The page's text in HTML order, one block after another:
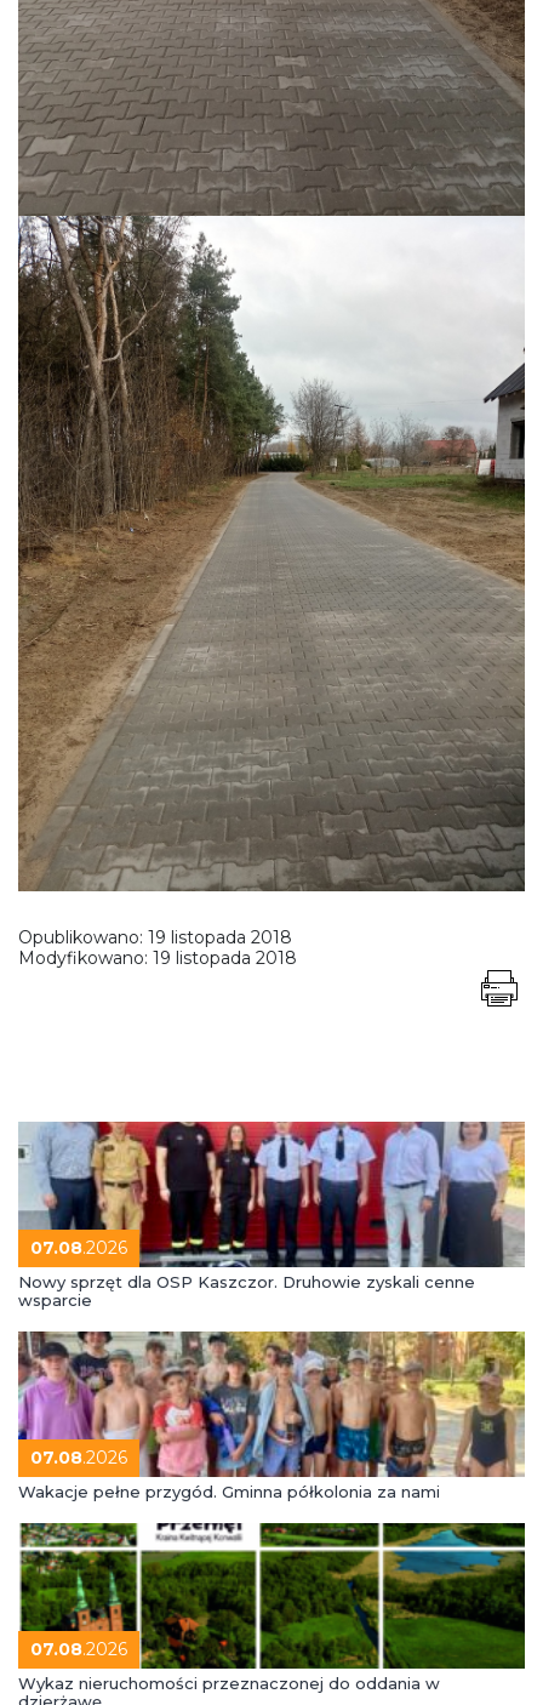
Opublikowano: 19 listopada 2018
Modyfikowano: 19 listopada 2018
07.08.2026
Nowy sprzęt dla OSP Kaszczor. Druhowie zyskali cenne
wsparcie
07.08.2026
Wakacje pełne przygód. Gminna półkolonia za nami
07.08.2026
Wykaz nieruchomości przeznaczonej do oddania w